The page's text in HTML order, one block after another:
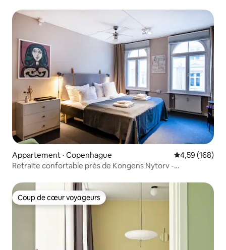
Appartement ⋅ Copenhague Évaluation
4,59 (168)
Retraite confortable près de Kongens Nytorv -
Coup de cœur voyageurs
Coup de cœur voyageurs